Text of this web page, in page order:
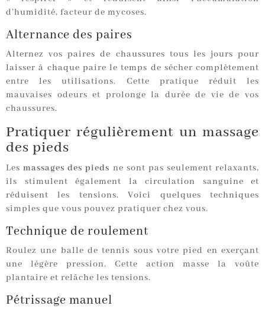
d’humidité, facteur de mycoses.
Alternance des paires
Alternez vos paires de chaussures tous les jours pour
laisser à chaque paire le temps de sécher complètement
entre les utilisations. Cette pratique réduit les
mauvaises odeurs et prolonge la durée de vie de vos
chaussures.
Pratiquer régulièrement un massage
des pieds
Lesmassages des pieds ne sont pas seulement relaxants,
ils stimulent également la circulation sanguine et
réduisent les tensions. Voici quelques techniques
simples que vous pouvez pratiquer chez vous.
Technique de roulement
Roulez une balle de tennis sous votre pied en exerçant
une légère pression. Cette action masse la voûte
plantaire et relâche les tensions.
Pétrissage manuel